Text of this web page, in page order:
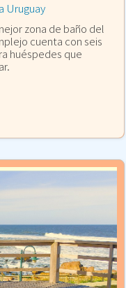
Uruguay
zona de baño del
cuenta con seis
huéspedes que